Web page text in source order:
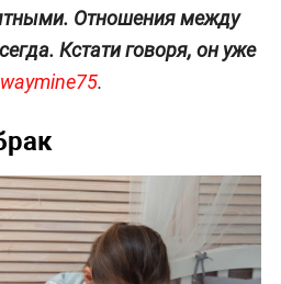
Отношения между
Кстати говоря, он уже
.